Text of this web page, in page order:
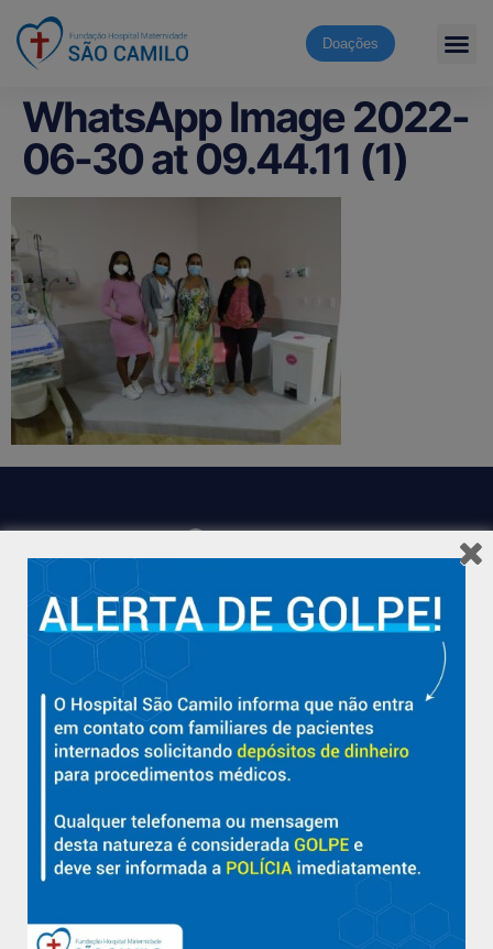
Doações
WhatsApp Image 2022-
06-30 at 09.44.11 (1)
Hospital São Camilo – há mais de 50 anos cuidando da saúde
com qualidade, acolhimento e compromisso com a vida em
Sobre
Nossa História e Fundador
Políticas e Normas